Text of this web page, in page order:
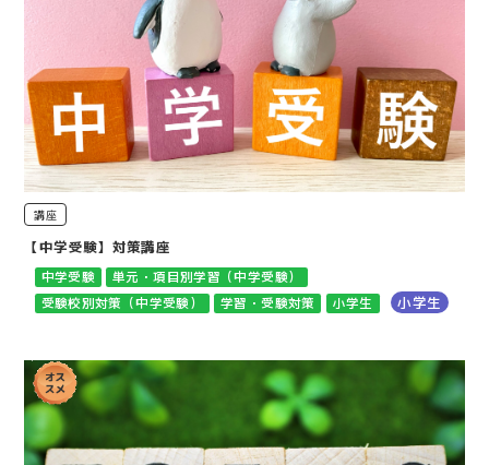
講座
【中学受験】対策講座
中学受験
単元・項目別学習（中学受験）
受験校別対策（中学受験）
学習・受験対策 小学生 小学生